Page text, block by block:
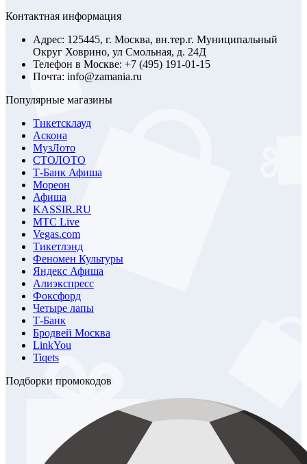
Контактная информация
Адрес: 125445, г. Москва, вн.тер.г. Муниципальный
Округ Ховрино, ул Смольная, д. 24Д
Телефон в Москве: +7 (495) 191-01-15
Почта: info@zamania.ru
Популярные магазины
Тикетсклауд
Аскона
МузЛото
СТОЛОТО
Т-Банк Афиша
Мореон
Афиша
KASSIR.RU
МТС Live
Vegas.com
Тикетлэнд
Феномен Культуры
Яндекс Афиша
Алиэкспресс
Фоксфорд
Четыре лапы
Т-Банк
Бродвей Москва
LinkYou
Tiqets
Подборки промокодов